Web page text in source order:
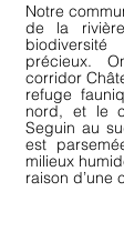
Notre
de la
précieux.
corridor
refuge
nord, et le
Seguin au
est
milieux
raison d’une